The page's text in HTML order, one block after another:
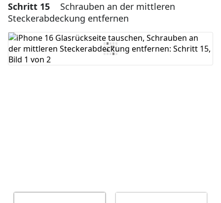
Einen Kommentar hinzufügen
Kommentar hinzufügen
Schritt 15
Schrauben an der mittleren
Steckerabdeckung entfernen